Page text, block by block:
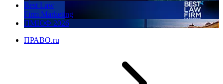
Best Law
Firm Marketing
ПМЮФ 2026
ПРАВО.ru